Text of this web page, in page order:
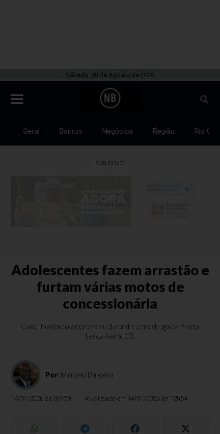
Sábado, 08 de Agosto de 2026
Geral Bairros Negócios Região Rio
PUBLICIDADE
Adolescentes fazem arrastão e
furtam várias motos de
concessionária
Caso inusitado aconteceu durante a madrugada desta
terça-feira, 13.
Por: Marcelo Dargelio
14/01/2026 às 09h59 Atualizada em 14/01/2026 às 12h54